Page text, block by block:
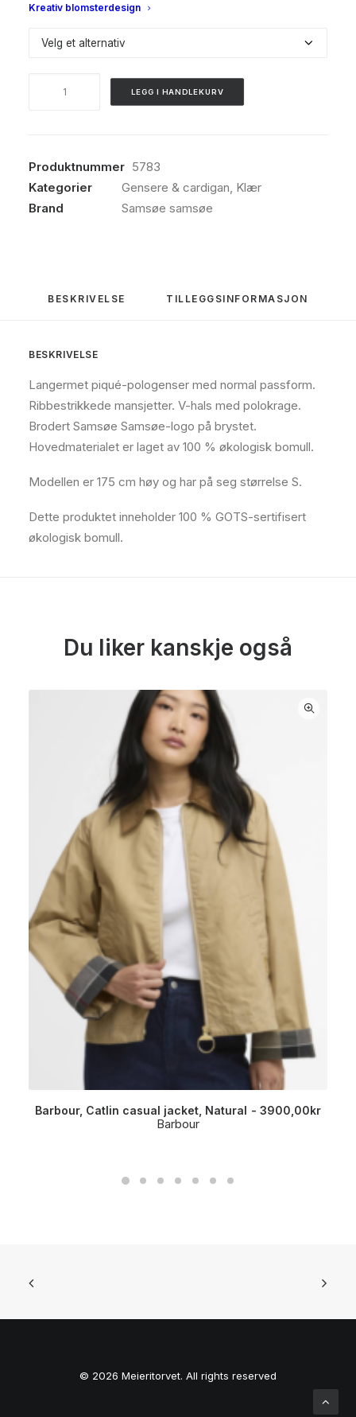
Kreativ blomsterdesign
Variant
polo,
Bel
air
LEGG I HANDLEKURV
Produktnummer 5783
Kategorier
Gensere & cardigan, Klær
Brand
Samsøe samsøe
BESKRIVELSE TILLEGGSINFORMASJON
BESKRIVELSE
Langermet piqué-pologenser med normal passform.
Ribbestrikkede mansjetter. V-hals med polokrage.
Brodert Samsøe Samsøe-logo på brystet.
Hovedmaterialet er laget av 100 % økologisk bomull.
Modellen er 175 cm høy og har på seg størrelse S.
Dette produktet inneholder 100 % GOTS-sertifisert
økologisk bomull.
Du liker kanskje også
Barbour, Catlin casual jacket, Natural 3900,00kr
Barbour
© 2026 Meieritorvet. All rights reserved